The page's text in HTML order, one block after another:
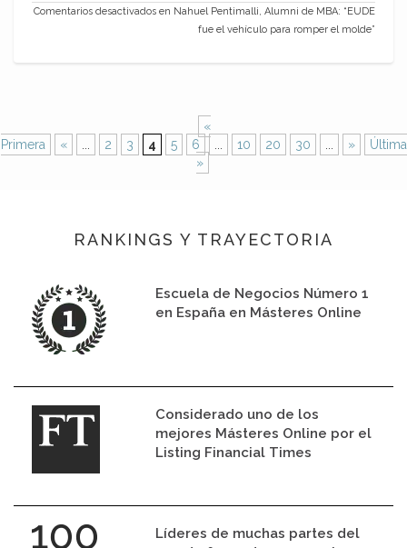
Comentarios desactivados en Nahuel Pentimalli, Alumni de MBA: “EUDE
fue el vehículo para romper el molde”
«
Primera
« 2 3 4 5 6 10 20 30 »
Última
»
RANKINGS Y TRAYECTORIA
Escuela de Negocios Número 1
en España en Másteres Online
Considerado uno de los
mejores Másteres Online por el
Listing Financial Times
Líderes de muchas partes del